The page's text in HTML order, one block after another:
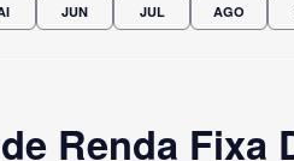
JUN JUL AGO
Renda Fixa